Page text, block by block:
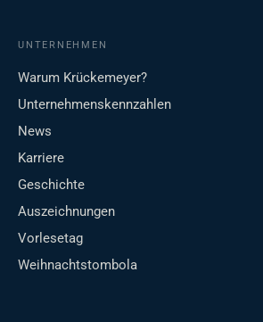
UNTERNEHMEN
Warum Krückemeyer?
Unternehmenskennzahlen
News
Karriere
Geschichte
Auszeichnungen
Vorlesetag
Weihnachtstombola